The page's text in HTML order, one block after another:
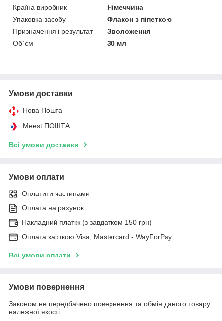
Країна виробник
Німеччина
Упаковка засобу
Флакон з піпеткою
Призначення і результат
Зволоження
Об`єм
30 мл
Умови доставки
Нова Пошта
Meest ПОШТА
Всі умови доставки
Умови оплати
Оплатити частинами
Оплата на рахунок
Накладний платіж (з завдатком 150 грн)
Оплата карткою Visa, Mastercard - WayForPay
Всі умови оплати
Умови повернення
Законом не передбачено повернення та обмін даного товару
належної якості